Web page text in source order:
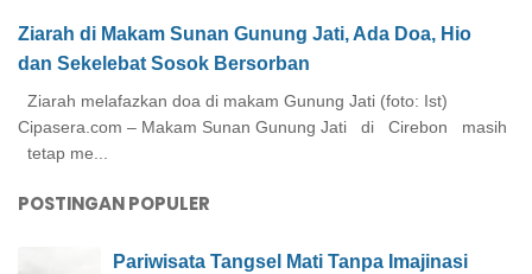
Ziarah di Makam Sunan Gunung Jati, Ada Doa, Hio
dan Sekelebat Sosok Bersorban
Ziarah melafazkan doa di makam Gunung Jati (foto: Ist)
Cipasera.com – Makam Sunan Gunung Jati di Cirebon masih
tetap me...
POSTINGAN POPULER
Pariwisata Tangsel Mati Tanpa Imajinasi